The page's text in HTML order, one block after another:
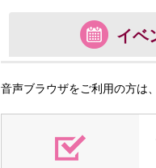
イベ
音声ブラウザをご利用の方は、